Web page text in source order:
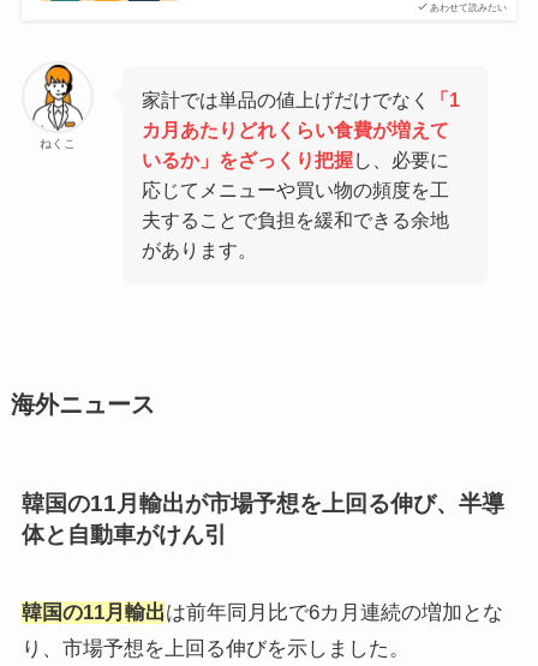
あわせて読みたい
ねくこ
家計では単品の値上げだけでなく
「1
カ月あたりどれくらい食費が増えて
いるか」をざっくり把握し、必要に
応じてメニューや買い物の頻度を工
夫することで負担を緩和できる余地
があります。
海外ニュース
韓国の11月輸出が市場予想を上回る伸び、半導
体と自動車がけん引
韓国の11月輸出は前年同月比で6カ月連続の増加とな
り、市場予想を上回る伸びを示しました。